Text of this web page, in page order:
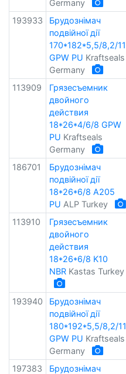
Germany
193933
Брудознімач
подвійної дії
170*182*5,5/8,2/11
GPW PU Kraftseals
Germany
113909
Грязесъемник
двойного
действия
18*26*4/6/8 GPW
PU Kraftseals
Germany
186701
Брудознімач
подвійної дії
18*26*6/8 A205
PU ALP Turkey
113910
Грязесъемник
двойного
действия
18*26*6/8 K10
NBR Kastas Turkey
193940
Брудознімач
подвійної дії
180*192*5,5/8,2/11
GPW PU Kraftseals
Germany
197383
Брудознімач